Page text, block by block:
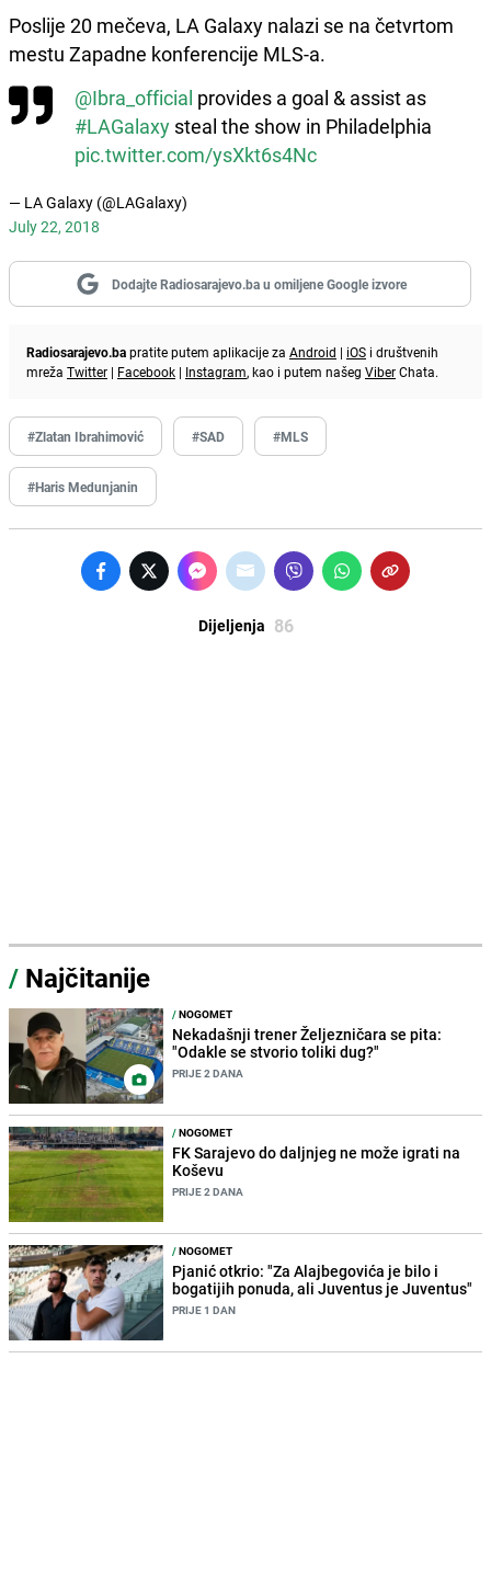
Poslije 20 mečeva, LA Galaxy nalazi se na četvrtom
mestu Zapadne konferencije MLS-a.
@Ibra_official provides a goal & assist as
#LAGalaxy steal the show in Philadelphia
pic.twitter.com/ysXkt6s4Nc
— LA Galaxy (@LAGalaxy)
July 22, 2018
Dodajte Radiosarajevo.ba u omiljene Google izvore
Radiosarajevo.bapratite putem aplikacije za Android | iOS i društvenih
mreža Twitter | Facebook | Instagram, kao i putem našeg ViberChata.
#Zlatan Ibrahimović #SAD #MLS
#Haris Medunjanin
Dijeljenja 86
/ Najčitanije
/NOGOMET
Nekadašnji trener Željezničara se pita:
"Odakle se stvorio toliki dug?"
PRIJE 2 DANA
/NOGOMET
FK Sarajevo do daljnjeg ne može igrati na
Koševu
PRIJE 2 DANA
/NOGOMET
Pjanić otkrio: "Za Alajbegovića je bilo i
bogatijih ponuda, ali Juventus je Juventus"
PRIJE 1 DAN